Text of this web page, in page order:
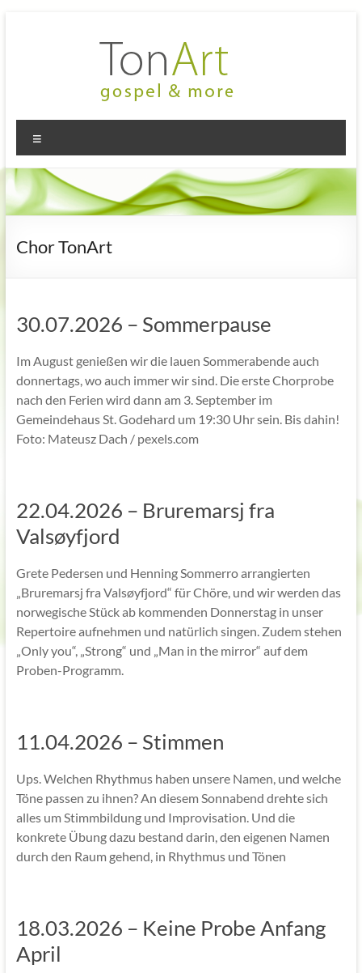
TonArt
–
gospel
&
more
Mein Chor
in
Hannover-
Linden
Chor TonArt
30.07.2026 – Sommerpause
Im August genießen wir die lauen Sommerabende auch
donnertags, wo auch immer wir sind. Die erste Chorprobe
nach den Ferien wird dann am 3. September im
Gemeindehaus St. Godehard um 19:30 Uhr sein. Bis dahin!
Foto: Mateusz Dach / pexels.com
22.04.2026 – Bruremarsj fra
Valsøyfjord
Grete Pedersen und Henning Sommerro arrangierten
„Bruremarsj fra Valsøyfjord“ für Chöre, und wir werden das
norwegische Stück ab kommenden Donnerstag in unser
Repertoire aufnehmen und natürlich singen. Zudem stehen
„Only you“, „Strong“ und „Man in the mirror“ auf dem
Proben-Programm.
11.04.2026 – Stimmen
Ups. Welchen Rhythmus haben unsere Namen, und welche
Töne passen zu ihnen? An diesem Sonnabend drehte sich
alles um Stimmbildung und Improvisation. Und die
konkrete Übung dazu bestand darin, den eigenen Namen
durch den Raum gehend, in Rhythmus und Tönen
18.03.2026 – Keine Probe Anfang
April